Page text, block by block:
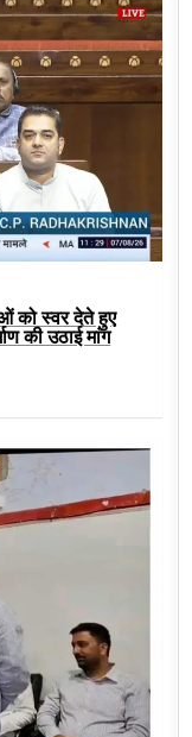
को स्वर देते हुए
की उठाई मांग